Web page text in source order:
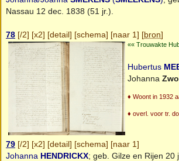
Nassau 12 dec. 1838 (51 jr.).
78 [/2] [x2] [detail] [schema] [naar 1] [bron]
«« Trouwakte
Hubertus
Johanna
♦ Woont in 1932
♦ overl. voor tr.
79 [/2] [x2] [detail] [schema] [naar 1]
Johanna HENDRICKX; geb. Gilze en Rijen 20